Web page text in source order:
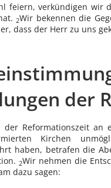
feiern, verkündigen wir
2Wir bekennen die
dass der Herr zu uns
der
der Reformationszeit an
Kirchen
haben, betrafen die
2Wir nehmen die
dazu sagen: